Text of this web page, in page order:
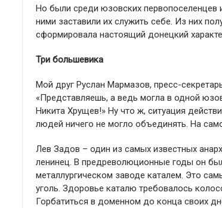
Но были среди юзовских первопоселенцев
ними заставили их служить себе. Из них
сформировала настоящий донецкий
Три большевика
Мой друг Руслан Мармазов, пресс-
«Представляешь, а ведь могла в одной
Никита Хрущев!» Ну что ж, ситуация
людей ничего не могло объединять. На
Лев Задов – один из самых известных
ленинец. В предреволюционные годы он
металлургическом заводе каталем. Это
уголь. Здоровье каталю требовалось
Горбатиться в доменном до конца своих